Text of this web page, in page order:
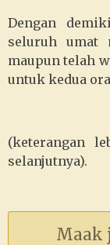
Dengan
seluruh umat
maupun telah
untuk kedua
(keterangan
selanjutnya).
Maak